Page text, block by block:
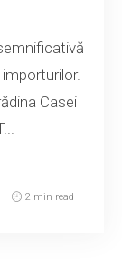
Casei
2 min read